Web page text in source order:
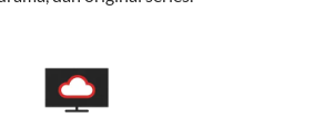
menikmati internet cepat baik
One, Anda tidak terikat pada satu
tertentu, sehingga bisa menikmati